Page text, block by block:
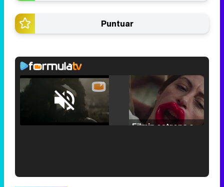
Puntuar
Unmute /